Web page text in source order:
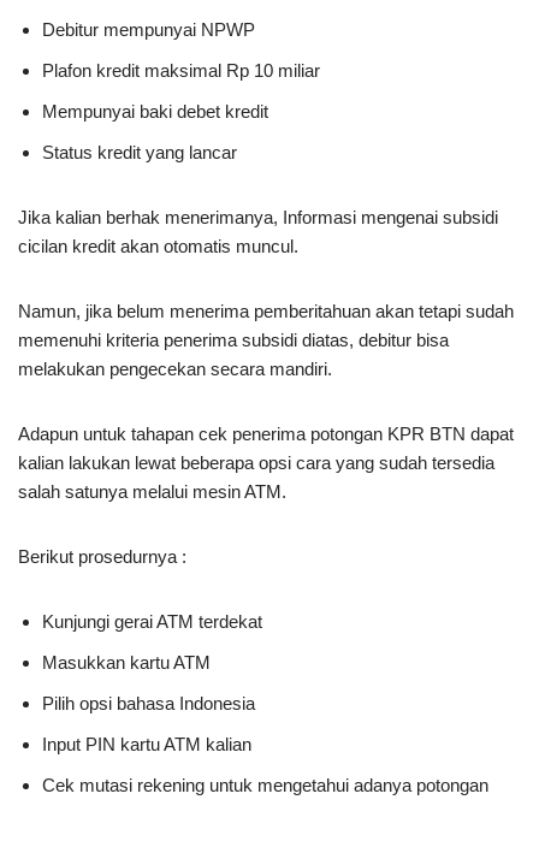
Debitur mempunyai NPWP
Plafon kredit maksimal Rp 10 miliar
Mempunyai baki debet kredit
Status kredit yang lancar
Jika kalian berhak menerimanya, Informasi mengenai subsidi
cicilan kredit akan otomatis muncul.
Namun, jika belum menerima pemberitahuan akan tetapi sudah
memenuhi kriteria penerima subsidi diatas, debitur bisa
melakukan pengecekan secara mandiri.
Adapun untuk tahapan cek penerima potongan KPR BTN dapat
kalian lakukan lewat beberapa opsi cara yang sudah tersedia
salah satunya melalui mesin ATM.
Berikut prosedurnya :
Kunjungi gerai ATM terdekat
Masukkan kartu ATM
Pilih opsi bahasa Indonesia
Input PIN kartu ATM kalian
Cek mutasi rekening untuk mengetahui adanya potongan